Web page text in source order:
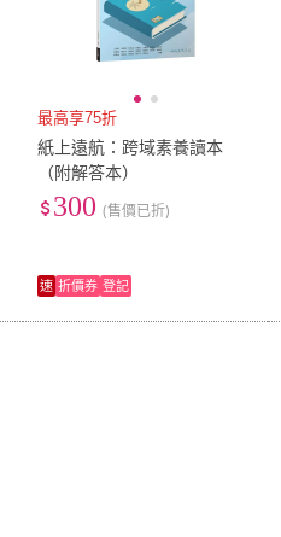
最高享75折
紙上遠航：跨域素養讀本
（附解答本）
300 (售價已折)
速 折價券 登記